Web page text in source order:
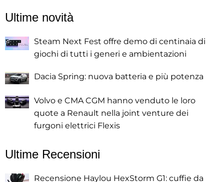
Ultime novità
Steam Next Fest offre demo di centinaia di
giochi di tutti i generi e ambientazioni
Dacia Spring: nuova batteria e più potenza
Volvo e CMA CGM hanno venduto le loro
quote a Renault nella joint venture dei
furgoni elettrici Flexis
Ultime Recensioni
Recensione Haylou HexStorm G1: cuffie da